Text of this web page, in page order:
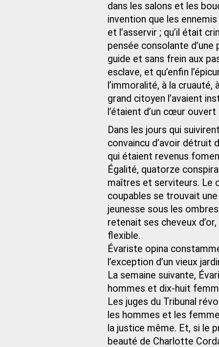
dans les salons et les
invention que les
et l’asservir ; qu’il était
pensée consolante
guide et sans frein aux
esclave, et qu’enfin
l’immoralité, à la
grand citoyen l’avaient
l’étaient d’un cœur
Dans les jours qui
convaincu d’avoir détruit
qui étaient revenus
Égalité, quatorze
maîtres et serviteurs. Le
coupables se trouvait
jeunesse sous les
retenait ses cheveux
flexible.
Évariste opina
l’exception d’un vieux
La semaine suivante,
hommes et dix-huit
Les juges du Tribunal
les hommes et les
la justice même. Et, si le
beauté de Charlotte